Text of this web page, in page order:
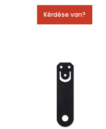
Kérdése van?